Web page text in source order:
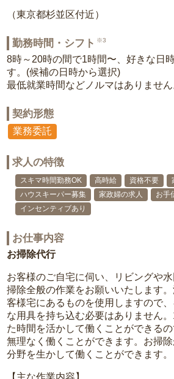
（東京都杉並区付近）
勤務時間・シフト ※3
8時～20時の間で1時間〜、好きな日
す。(候補の日時から選択)
最低就業時間などノルマはありません
契約形態
業務委託
求人の特徴
スキマ時間勤務OK 高時給 資格不要
ハウスキーパー募集
家政婦の求人
お手
インセンティブあり
お仕事内容
お掃除代行
お客様のご自宅に伺い、リビングや
掃除全般の作業をお願いいたします
客様宅にあるものを使用しますので
な用具を持ち込む必要はありません
た時間を活かして働くことができる
無理なく働くことができます。お掃
分野を生かして働くことができます。
【主な作業内容】